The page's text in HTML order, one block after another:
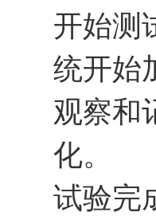
开始测
统开始
观察和
化。
试验完